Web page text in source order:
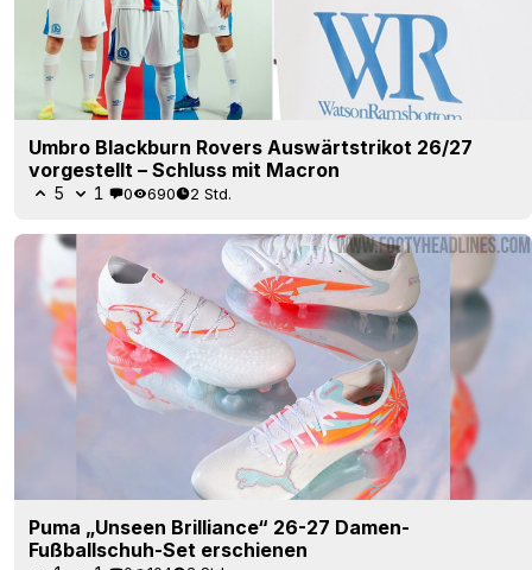
Umbro Blackburn Rovers Auswärtstrikot 26/27
vorgestellt – Schluss mit Macron
5 1 0 690 2 Std.
Puma „Unseen Brilliance“ 26-27 Damen-
Fußballschuh-Set erschienen